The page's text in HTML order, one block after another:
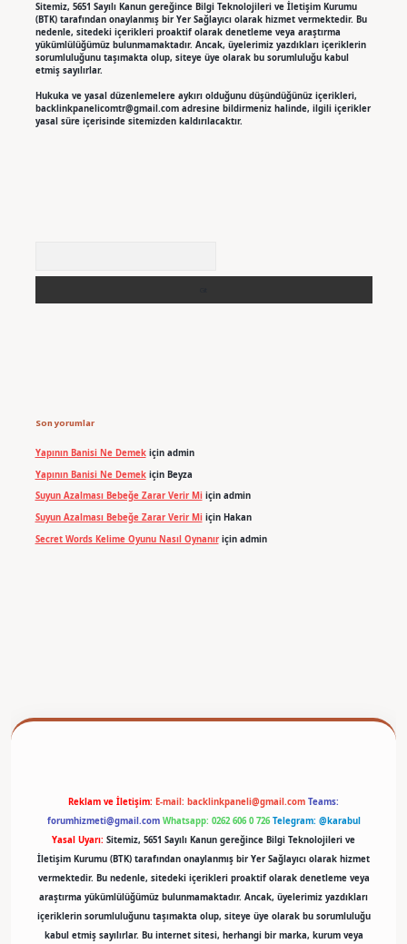
Sitemiz, 5651 Sayılı Kanun gereğince Bilgi Teknolojileri ve İletişim Kurumu
(BTK) tarafından onaylanmış bir Yer Sağlayıcı olarak hizmet vermektedir. Bu
nedenle, sitedeki içerikleri proaktif olarak denetleme veya araştırma
yükümlülüğümüz bulunmamaktadır. Ancak, üyelerimiz yazdıkları içeriklerin
sorumluluğunu taşımakta olup, siteye üye olarak bu sorumluluğu kabul
etmiş sayılırlar.
Hukuka ve yasal düzenlemelere aykırı olduğunu düşündüğünüz içerikleri,
backlinkpanelicomtr@gmail.comadresine bildirmeniz halinde, ilgili içerikler
yasal süre içerisinde sitemizden kaldırılacaktır.
Son yorumlar
Yapının Banisi Ne Demekiçin admin
Yapının Banisi Ne Demekiçin Beyza
Suyun Azalması Bebeğe Zarar Verir Miiçin admin
Suyun Azalması Bebeğe Zarar Verir Miiçin Hakan
Secret Words Kelime Oyunu Nasıl Oynanıriçin admin
Reklam ve İletişim: E-mail: backlinkpaneli@gmail.com Teams:
forumhizmeti@gmail.com Whatsapp: 0262 606 0 726 Telegram: @karabul
Yasal Uyarı: Sitemiz, 5651 Sayılı Kanun gereğince Bilgi Teknolojileri ve
İletişim Kurumu (BTK) tarafından onaylanmış bir Yer Sağlayıcı olarak hizmet
vermektedir. Bu nedenle, sitedeki içerikleri proaktif olarak denetleme veya
araştırma yükümlülüğümüz bulunmamaktadır. Ancak, üyelerimiz yazdıkları
içeriklerin sorumluluğunu taşımakta olup, siteye üye olarak bu sorumluluğu
kabul etmiş sayılırlar. Bu internet sitesi, herhangi bir marka, kurum veya